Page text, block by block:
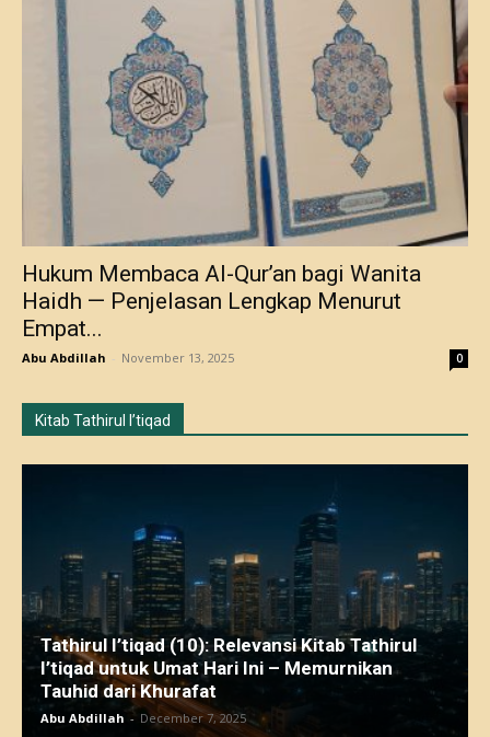
Hukum Membaca Al-Qur’an bagi Wanita
Haidh — Penjelasan Lengkap Menurut
Empat...
Abu Abdillah - November 13, 2025 0
Kitab Tathirul I’tiqad
Tathirul I’tiqad (10): Relevansi Kitab Tathirul
I’tiqad untuk Umat Hari Ini – Memurnikan
Tauhid dari Khurafat
Abu Abdillah - December 7, 2025